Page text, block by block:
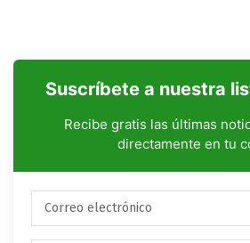
Suscríbete a nuestra
Recibe gratis las últimas
directamente en tu